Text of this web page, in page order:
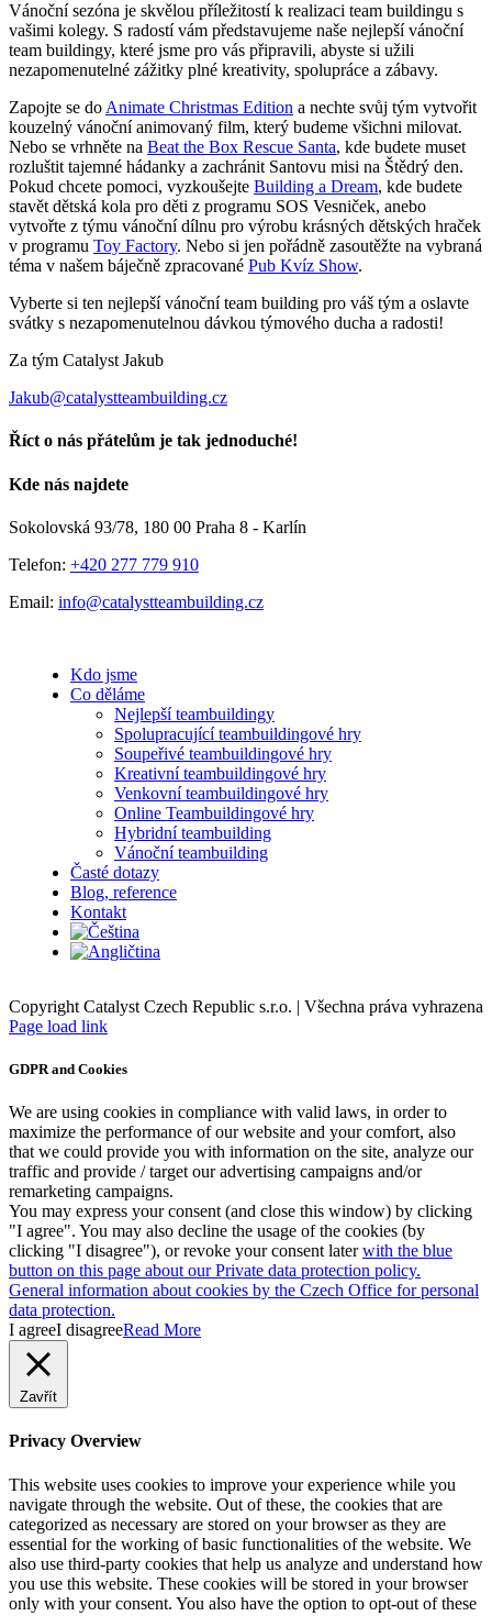
Vánoční sezóna je skvělou příležitostí k realizaci team buildingu s
vašimi kolegy. S radostí vám představujeme naše nejlepší vánoční
team buildingy, které jsme pro vás připravili, abyste si užili
nezapomenutelné zážitky plné kreativity, spolupráce a zábavy.
Zapojte se do Animate Christmas Edition a nechte svůj tým vytvořit
kouzelný vánoční animovaný film, který budeme všichni milovat.
Nebo se vrhněte na Beat the Box Rescue Santa, kde budete muset
rozluštit tajemné hádanky a zachránit Santovu misi na Štědrý den.
Pokud chcete pomoci, vyzkoušejte Building a Dream, kde budete
stavět dětská kola pro děti z programu SOS Vesniček, anebo
vytvořte z týmu vánoční dílnu pro výrobu krásných dětských hraček
v programu Toy Factory. Nebo si jen pořádně zasoutěžte na vybraná
téma v našem báječně zpracované Pub Kvíz Show.
Vyberte si ten nejlepší vánoční team building pro váš tým a oslavte
svátky s nezapomenutelnou dávkou týmového ducha a radosti!
Za tým Catalyst Jakub
Jakub@catalystteambuilding.cz
Říct o nás přátelům je tak jednoduché!
Facebook
E-
Kde nás najdete
Sokolovská 93/78, 180 00 Praha 8 - Karlín
Telefon: +420 277 779 910
Email: info@catalystteambuilding.cz
Kdo jsme
Co děláme
Nejlepší teambuildingy
Spolupracující teambuildingové hry
Soupeřivé teambuildingové hry
Kreativní teambuildingové hry
Venkovní teambuildingové hry
Online Teambuildingové hry
Hybridní teambuilding
Vánoční teambuilding
Časté dotazy
Blog, reference
Kontakt
Copyright Catalyst Czech Republic s.r.o. | Všechna práva vyhrazena
Facebook
Instagram
Page load link
GDPR and Cookies
We are using cookies in compliance with valid laws, in order to
maximize the performance of our website and your comfort, also
that we could provide you with information on the site, analyze our
traffic and provide / target our advertising campaigns and/or
remarketing campaigns.
You may express your consent (and close this window) by clicking
"I agree". You may also decline the usage of the cookies (by
clicking "I disagree"), or revoke your consent laterwith the blue
button on this page about our Private data protection policy.
General information about cookies by the Czech Office for personal
data protection.
I agreeI disagreeRead More
Zavřít
Privacy Overview
This website uses cookies to improve your experience while you
navigate through the website. Out of these, the cookies that are
categorized as necessary are stored on your browser as they are
essential for the working of basic functionalities of the website. We
also use third-party cookies that help us analyze and understand how
you use this website. These cookies will be stored in your browser
only with your consent. You also have the option to opt-out of these